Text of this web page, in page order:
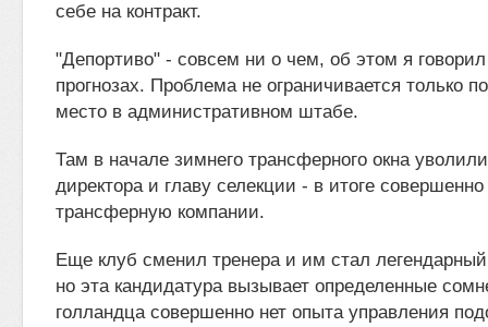
себе на контракт.
"Депортиво" - совсем ни о чем, об этом я
прогнозах. Проблема не ограничивается только
место в административном штабе.
Там в начале зимнего трансферного окна
директора и главу селекции - в итоге
трансферную компании.
Еще клуб сменил тренера и им стал
но эта кандидатура вызывает определенные
голландца совершенно нет опыта управления